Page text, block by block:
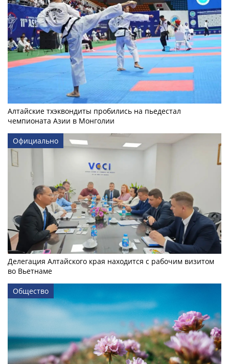
Алтайские тхэквондиты пробились на пьедестал
чемпионата Азии в Монголии
Официально
Делегация Алтайского края находится с рабочим визитом
во Вьетнаме
Общество